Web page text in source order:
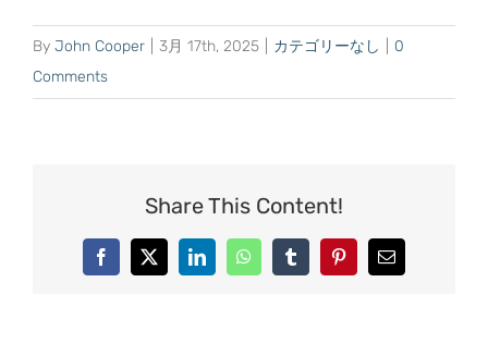
By John Cooper 3月 17th, 2025 カテゴリーなし
0
Comments
Share This Content!
Facebook
X LinkedInWhatsAppTumblrPinterestEmail